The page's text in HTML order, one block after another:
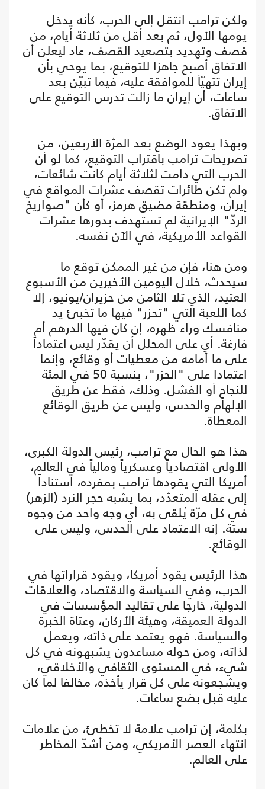
ولكن ترامب انتقل إلى الحرب، كأنه يدخل
يومها الأول، ثم بعد أقل من ثلاثة أيام، من
قصف وتهديد بتصعيد القصف، عاد ليعلن أن
الاتفاق أصبح جاهزاً للتوقيع، بما يوحي بأن
إيران تتهيّأ للموافقة عليه، فيما تبيّن بعد
ساعات، أن إيران ما زالت تدرس التوقيع على
الاتفاق.
وبهذا يعود الوضع بعد المرّة الأربعين، من
تصريحات ترامب باقتراب التوقيع، كما لو أن
الحرب التي دامت لثلاثة أيام كانت شائعات،
ولم تكن طائرات تقصف عشرات المواقع في
إيران، ومنطقة مضيق هرمز، أو كأن "صواريخ
الردّ" الإيرانية لم تستهدف بدورها عشرات
القواعد الأمريكية، في الآن نفسه.
ومن هنا، فإن من غير الممكن توقع ما
سيحدث، خلال اليومين الأخيرين من الأسبوع
العتيد، الذي تلا الثامن من حزيران/يونيو، إلا
كما اللعبة التي "تحزر" فيها ما تخبئ يد
منافسك وراء ظهره، إن كان فيها الدرهم أم
فارغة. أي على المحلل أن يقدّر ليس اعتماداً
على ما أمامه من معطيات أو وقائع، وإنما
اعتماداً على "الحزر"، بنسبة 50 في المئة
للنجاح أو الفشل. وذلك، فقط عن طريق
الإلهام والحدس، وليس عن طريق الوقائع
المعطاة.
هذا هو الحال مع ترامب، رئيس الدولة الكبرى،
الأولى اقتصادياً وعسكرياً ومالياً في العالم،
أمريكا التي يقودها ترامب بمفرده، استناداً
إلى عقله المتعدّد، بما يشبه حجر النرد (الزهر)
في كل مرّة يُلقى به، أي وجه واحد من وجوه
ستة. إنه الاعتماد على الحدس، وليس على
الوقائع.
هذا الرئيس يقود أمريكا، ويقود قراراتها في
الحرب، وفي السياسة والاقتصاد، والعلاقات
الدولية، خارجاً على تقاليد المؤسسات في
الدولة العميقة، وهيئة الأركان، وعتاة الخبرة
والسياسة. فهو يعتمد على ذاته، ويعمل
لذاته، ومن حوله مساعدون يشبهونه في كل
شيء، في المستوى الثقافي والأخلاقي،
ويشجعونه على كل قرار يأخذه، مخالفاً لما كان
عليه قبل بضع ساعات.
بكلمة، إن ترامب علامة لا تخطئ، من علامات
انتهاء العصر الأمريكي، ومن أشدّ المخاطر
على العالم.